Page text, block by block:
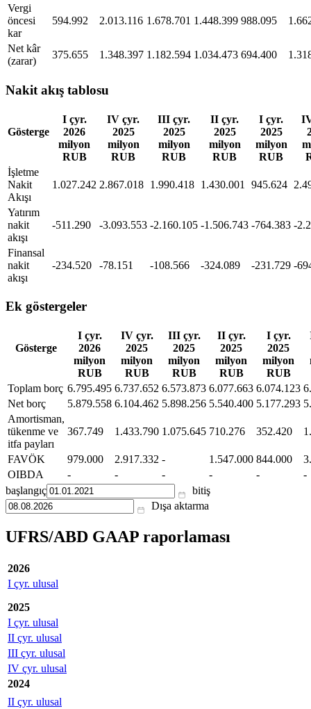
Vergi
öncesi
kar
594.992 2.013.116 1.678.701 1.448.399 988.095
Net kâr
(zarar)
375.655 1.348.397 1.182.594 1.034.473 694.400
Nakit akış tablosu
Gösterge
I çyr.
2026
milyon
RUB
IV çyr.
2025
milyon
RUB
III çyr.
2025
milyon
RUB
II çyr.
2025
milyon
RUB
I çyr.
2025
milyon
RUB
İşletme
Nakit
Akışı
1.027.242 2.867.018 1.990.418 1.430.001 945.624
Yatırım
nakit
akışı
-511.290 -3.093.553 -2.160.105 -1.506.743 -764.383 -
Finansal
nakit
akışı
-234.520 -78.151 -108.566 -324.089 -231.729 -
Ek göstergeler
Gösterge
I çyr.
2026
milyon
RUB
IV çyr.
2025
milyon
RUB
III çyr.
2025
milyon
RUB
II çyr.
2025
milyon
RUB
I çyr.
2025
milyon
RUB
Toplam borç 6.795.495 6.737.652 6.573.873 6.077.663 6.074.123
Net borç
5.879.558 6.104.462 5.898.256 5.540.400 5.177.293
Amortisman,
tükenme ve
itfa payları
367.749 1.433.790 1.075.645 710.276 352.420
FAVÖK 979.000 2.917.332 - 1.547.000 844.000
OIBDA
- - - - -
-
başlangıç
bitiş
Dışa aktarma
UFRS/ABD GAAP raporlaması
2026
I çyr. ulusal
2025
I çyr. ulusal
II çyr. ulusal
III çyr. ulusal
IV çyr. ulusal
2024
II çyr. ulusal